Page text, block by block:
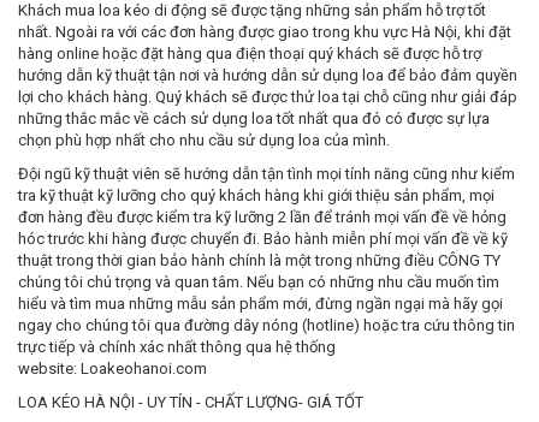
Khách mua loa kéo di động sẽ được tặng những sản phẩm hỗ trợ tốt
nhất. Ngoài ra với các đơn hàng được giao trong khu vực Hà Nội, khi đặt
hàng online hoặc đặt hàng qua điện thoại quý khách sẽ được hỗ trợ
hướng dẫn kỹ thuật tận nơi và hướng dẫn sử dụng loa để bảo đảm quyền
lợi cho khách hàng. Quý khách sẽ được thử loa tại chỗ cũng như giải đáp
những thắc mắc về cách sử dụng loa tốt nhất qua đó có được sự lựa
chọn phù hợp nhất cho nhu cầu sử dụng loa của mình.
Đội ngũ kỹ thuật viên sẽ hướng dẫn tận tình mọi tính năng cũng như kiểm
tra kỹ thuật kỹ lưỡng cho quý khách hàng khi giới thiệu sản phẩm, mọi
đơn hàng đều được kiểm tra kỹ lưỡng 2 lần để tránh mọi vấn đề về hỏng
hóc trước khi hàng được chuyển đi. Bảo hành miễn phí mọi vấn đề về kỹ
thuật trong thời gian bảo hành chính là một trong những điều CÔNG TY
chúng tôi chú trọng và quan tâm. Nếu bạn có những nhu cầu muốn tìm
hiểu và tìm mua những mẫu sản phẩm mới, đừng ngần ngại mà hãy gọi
ngay cho chúng tôi qua đường dây nóng (hotline) hoặc tra cứu thông tin
trực tiếp và chính xác nhất thông qua hệ thống
website: Loakeohanoi.com
LOA KÉO HÀ NỘI - UY TÍN - CHẤT LƯỢNG- GIÁ TỐT